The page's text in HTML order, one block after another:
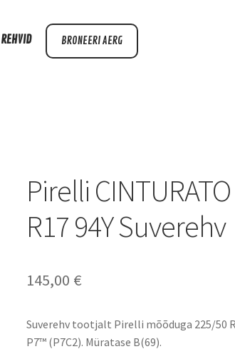
REHVID BRONEERI AERG
Pirelli
R17 94Y Suverehv
145,00 €
Suverehv tootjalt Pirelli mõõduga 225/50
P7™ (P7C2). Müratase B(69).